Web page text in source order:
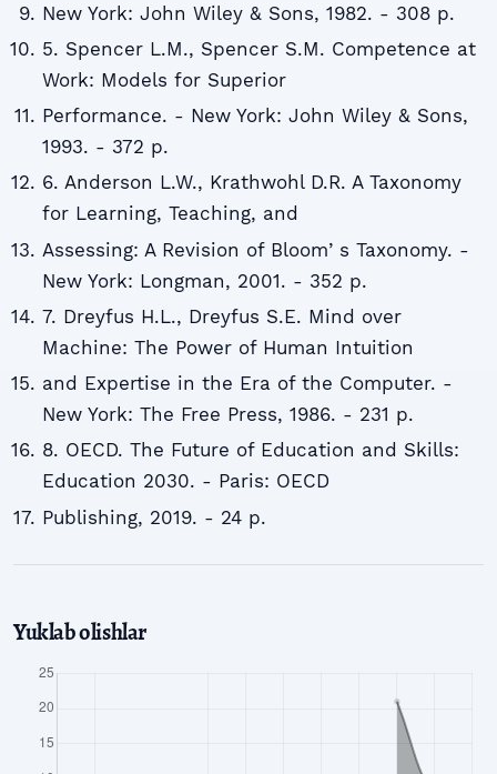
New York: John Wiley & Sons, 1982. - 308 p.
5. Spencer L.M., Spencer S.M. Competence at
Work: Models for Superior
Performance. - New York: John Wiley & Sons,
1993. - 372 p.
6. Anderson L.W., Krathwohl D.R. A Taxonomy
for Learning, Teaching, and
Assessing: A Revision of Bloomʼs Taxonomy. -
New York: Longman, 2001. - 352 p.
7. Dreyfus H.L., Dreyfus S.E. Mind over
Machine: The Power of Human Intuition
and Expertise in the Era of the Computer. -
New York: The Free Press, 1986. - 231 p.
8. OECD. The Future of Education and Skills:
Education 2030. - Paris: OECD
Publishing, 2019. - 24 p.
Yuklab olishlar